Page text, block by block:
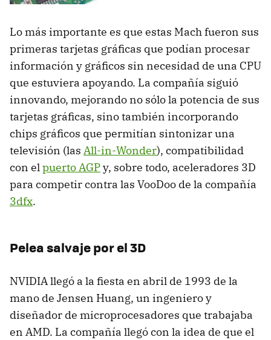
Lo más importante es que estas Mach fueron sus
primeras tarjetas gráficas que podían procesar
información y gráficos sin necesidad de una CPU
que estuviera apoyando. La compañía siguió
innovando, mejorando no sólo la potencia de sus
tarjetas gráficas, sino también incorporando
chips gráficos que permitían sintonizar una
televisión (las All-in-Wonder), compatibilidad
con elpuerto AGPy, sobre todo, aceleradores 3D
para competir contra las VooDoo de la compañía
3dfx.
Pelea salvaje por el 3D
NVIDIA llegó a la fiesta en abril de 1993 de la
mano de Jensen Huang, un ingeniero y
diseñador de microprocesadores que trabajaba
en AMD. La compañía llegó con la idea de que el